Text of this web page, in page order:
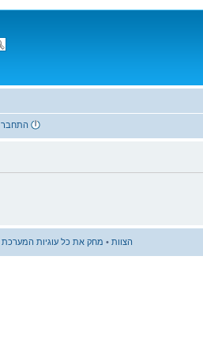
התחבר
הצוות • מחק את כל עוגיות המערכת